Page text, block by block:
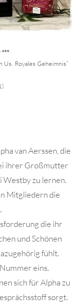
***
Royales Geheimnis”
van Aerssen, die
ihrer Großmutter
Westby zu lernen.
Mitgliedern die
die ihr
und Schönen
fühlt.
eins.
sich für Alpha zu
sorgt.